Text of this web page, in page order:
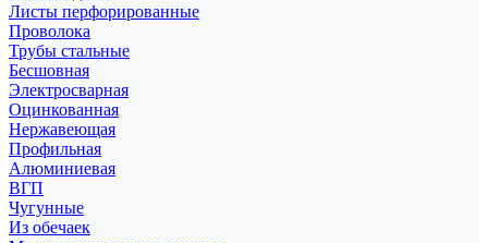
Листы перфорированные
Проволока
Трубы стальные
Бесшовная
Электросварная
Оцинкованная
Нержавеющая
Профильная
Алюминиевая
ВГП
Чугунные
Из обечаек